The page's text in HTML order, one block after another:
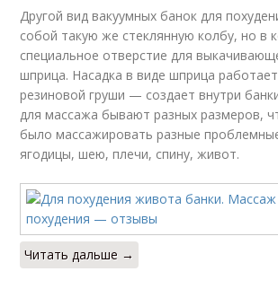
Другой вид вакуумных банок для
собой такую же стеклянную колбу, но в
специальное отверстие для
шприца. Насадка в виде шприца
резиновой груши — создает внутри
для массажа бывают разных размеров,
было массажировать разные
ягодицы, шею, плечи, спину, живот.
Читать дальше →